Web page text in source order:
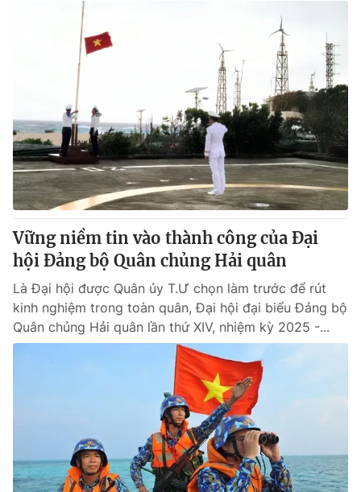
Vững niềm tin vào thành công của Đại
hội Đảng bộ Quân chủng Hải quân
Là Đại hội được Quân ủy T.Ư chọn làm trước để rút
kinh nghiệm trong toàn quân, Đại hội đại biểu Đảng bộ
Quân chủng Hải quân lần thứ XIV, nhiệm kỳ 2025 -...